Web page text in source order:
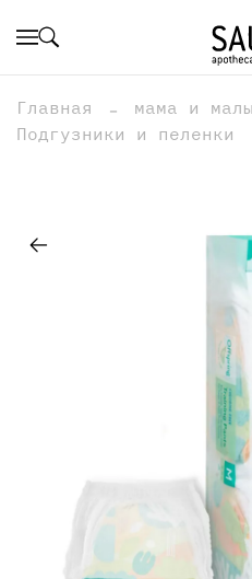
Главная
мама и
Подгузники и пеленки